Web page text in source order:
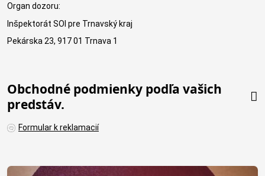
Organ dozoru:
Inšpektorát SOI pre Trnavský kraj
Pekárska 23, 917 01 Trnava 1
Obchodné podmienky podľa vašich
predstáv.
Formular k reklamacií